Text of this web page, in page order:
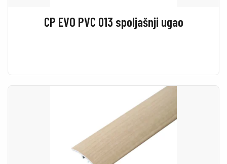
CP EVO PVC 013 spoljašnji ugao